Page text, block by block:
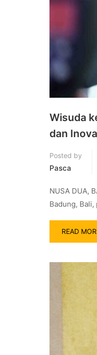
Wisuda
dan
Posted by
Pasca
NUSA DUA,
Badung,
READ